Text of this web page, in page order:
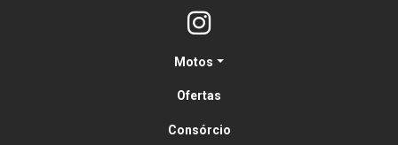
Motos
Ofertas
Consórcio